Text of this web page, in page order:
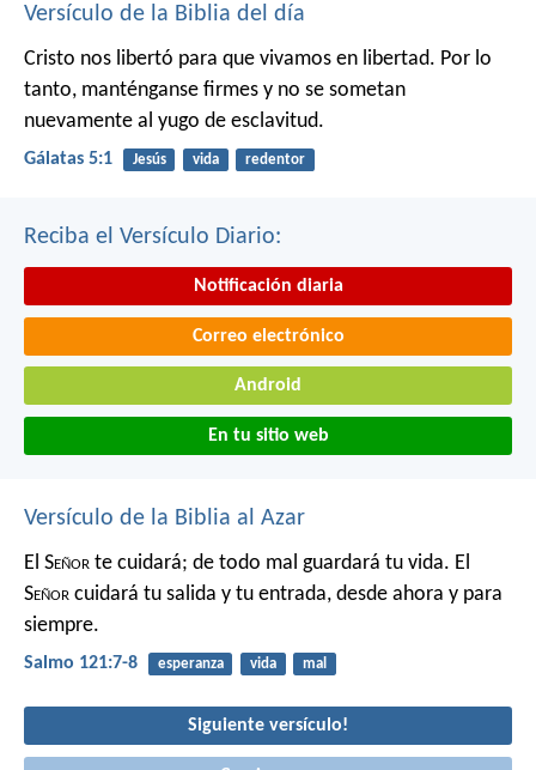
Versículo de la Biblia del día
Cristo nos libertó para que vivamos en libertad. Por lo
tanto, manténganse firmes y no se sometan
nuevamente al yugo de esclavitud.
Gálatas 5:1 Jesús vida redentor
Reciba el Versículo Diario:
Notificación diaria
Correo electrónico
Android
En tu sitio web
Versículo de la Biblia al Azar
El Señor te cuidará; de todo mal guardará tu vida. El
Señor cuidará tu salida y tu entrada, desde ahora y para
siempre.
Salmo 121:7-8 esperanza vida mal
Siguiente versículo!